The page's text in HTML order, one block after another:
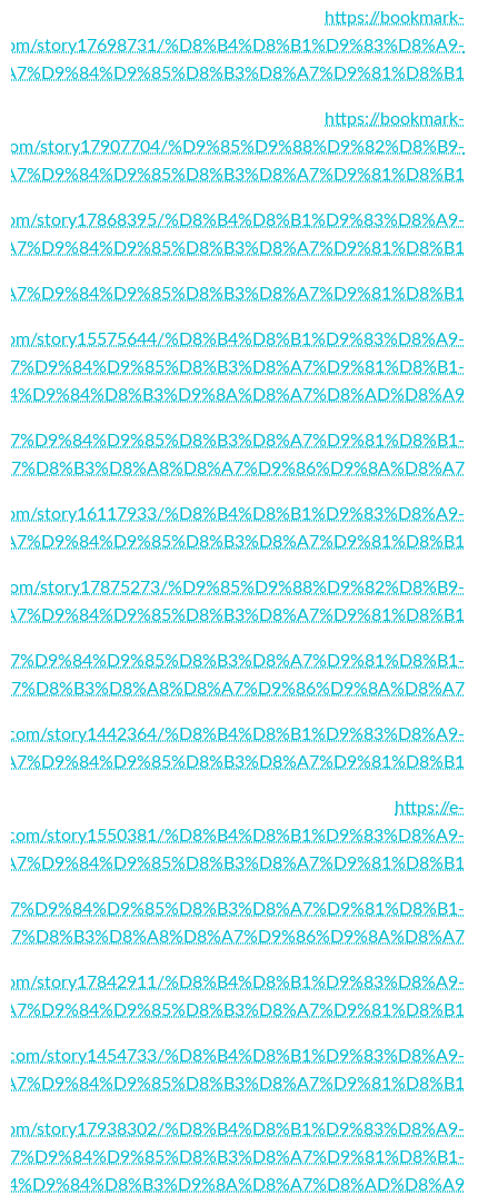
https://bookmark-
story17698731/%D8%B4%D8%B1%D9%83%D8%A9-
https://bookmark-
story17907704/%D9%85%D9%88%D9%82%D8%B9-
story17868395/%D8%B4%D8%B1%D9%83%D8%A9-
story15575644/%D8%B4%D8%B1%D9%83%D8%A9-
story16117933/%D8%B4%D8%B1%D9%83%D8%A9-
story17875273/%D9%85%D9%88%D9%82%D8%B9-
story1442364/%D8%B4%D8%B1%D9%83%D8%A9-
https://e-
story1550381/%D8%B4%D8%B1%D9%83%D8%A9-
story17842911/%D8%B4%D8%B1%D9%83%D8%A9-
story1454733/%D8%B4%D8%B1%D9%83%D8%A9-
story17938302/%D8%B4%D8%B1%D9%83%D8%A9-